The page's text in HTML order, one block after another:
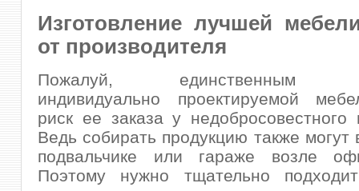
Изготовление лучшей
от производителя
Пожалуй, единственным
индивидуально проектируемой
риск ее заказа у недобросовестного
Ведь собирать продукцию также
подвальчике или гараже возле
Поэтому нужно тщательно